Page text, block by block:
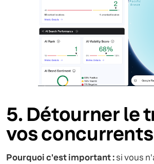
5. Détourner le
vos concurrents
Pourquoi c'est important :si vous